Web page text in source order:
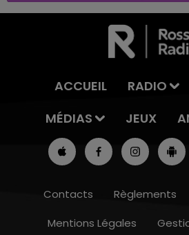
ACCUEIL RADIO
MÉDIAS
JEUX
Contacts Règlements
Mentions Légales